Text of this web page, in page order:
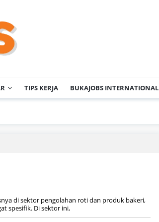
TIPS KERJA BUKAJOBS INTERNATIONAL
di sektor pengolahan roti dan produk bakeri,
spesifik. Di sektor ini,